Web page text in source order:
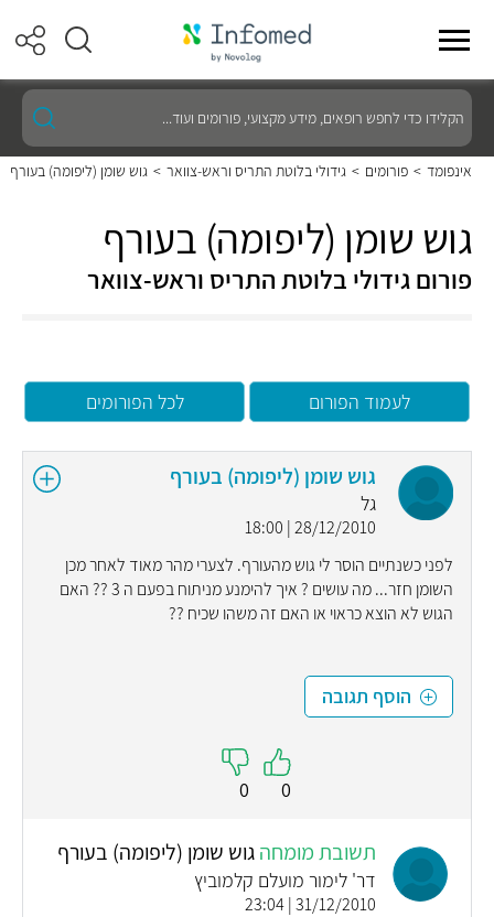
הקלידו
כדי
לחפש
רופאים,
מידע
ועוד...
אינפומד > פורומים > גידולי בלוטת התריס וראש-צוואר > גוש שומן (ליפומה) בעורף
גוש שומן (ליפומה) בעורף
פורום גידולי בלוטת התריס וראש-צוואר
לעמוד הפורום לכל הפורומים
גוש שומן (ליפומה) בעורף
גל
28/12/2010 | 18:00
לפני כשנתיים הוסר לי גוש מהעורף. לצערי מהר מאוד לאחר מכן
השומן חזר... מה עושים ? איך להימנע מניתוח בפעם ה 3 ?? האם
הגוש לא הוצא כראוי או האם זה משהו שכיח ??
הוסף תגובה
0
0
תשובת מומחהגוש שומן (ליפומה) בעורף
דר' לימור מועלם קלמוביץ
31/12/2010 | 23:04